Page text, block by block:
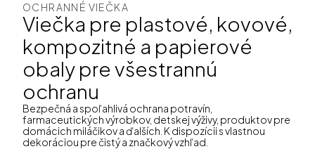
OCHRANNÉ VIEČKA
Viečka pre plastové, kovové,
kompozitné a papierové
obaly pre všestrannú
ochranu
Bezpečná a spoľahlivá ochrana potravín,
farmaceutických výrobkov, detskej výživy, produktov pre
domácich miláčikov a ďalších. K dispozícii s vlastnou
dekoráciou pre čistý a značkový vzhľad.